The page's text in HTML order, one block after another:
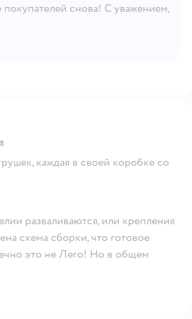
покупателей снова! С уважением,
каждая в своей коробке со
разваливаются, или крепления
схема сборки, что готовое
это не Лего! Но в общем